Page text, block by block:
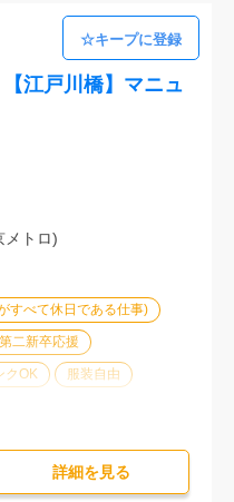
江戸川橋】マニュ
すべて休日である仕事)
第二新卒応援
クOK 服装自由
メトロ)
詳細を⾒る